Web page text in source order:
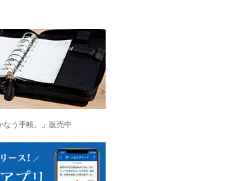
なう手帳。」販売中